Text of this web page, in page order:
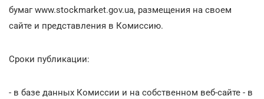
бумаг www.stockmarket.gov.ua, размещения на своем
сайте и представления в Комиссию.
Сроки публикации:
- в базе данных Комиссии и на собственном веб-сайте - в